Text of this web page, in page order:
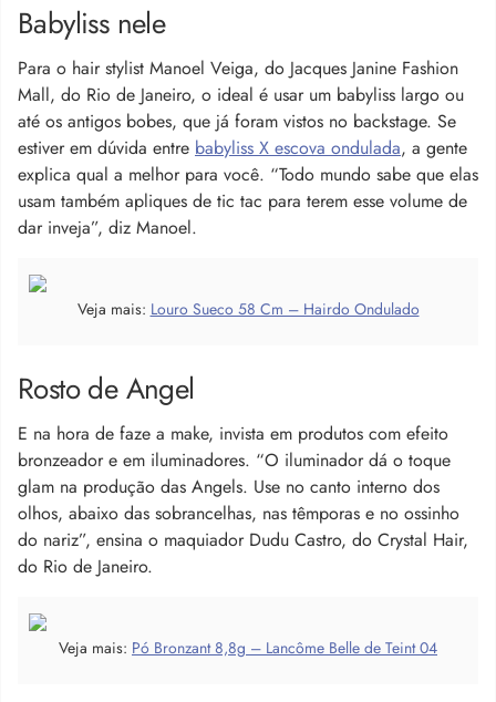
Babyliss nele
Para o hair stylist Manoel Veiga, do Jacques Janine Fashion
Mall, do Rio de Janeiro, o ideal é usar um babyliss largo ou
até os antigos bobes, que já foram vistos no backstage. Se
estiver em dúvida entre babyliss X escova ondulada, a gente
explica qual a melhor para você. “Todo mundo sabe que elas
usam também apliques de tic tac para terem esse volume de
dar inveja”, diz Manoel.
Veja mais: Louro Sueco 58 Cm – Hairdo Ondulado
Rosto de Angel
E na hora de faze a make, invista em produtos com efeito
bronzeador e em iluminadores. “O iluminador dá o toque
glam na produção das Angels. Use no canto interno dos
olhos, abaixo das sobrancelhas, nas têmporas e no ossinho
do nariz”, ensina o maquiador Dudu Castro, do Crystal Hair,
do Rio de Janeiro.
Veja mais: Pó Bronzant 8,8g – Lancôme Belle de Teint 04